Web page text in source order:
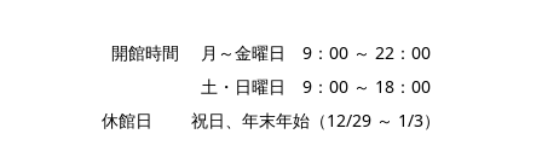
開館時間 月～金曜日 9：00 ～ 22：00
土・日曜日 9：00 ～ 18：00
休館日 祝日、年末年始（12/29 ～ 1/3）